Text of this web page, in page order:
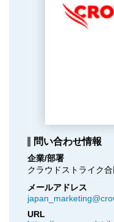
問い合わせ情報
企業/部署
クラウドストライク
メールアドレス
URL